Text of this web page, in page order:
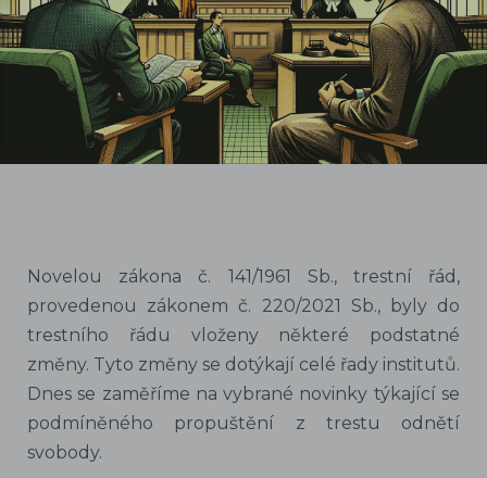
Novelou zákona č. 141/1961 Sb., trestní řád,
provedenou zákonem č. 220/2021 Sb., byly do
trestního řádu vloženy některé podstatné
změny. Tyto změny se dotýkají celé řady institutů.
Dnes se zaměříme na vybrané novinky týkající se
podmíněného propuštění z trestu odnětí
svobody.